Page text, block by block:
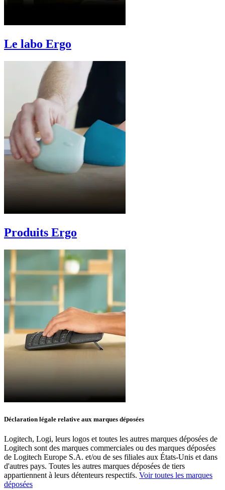
Le labo Ergo
Produits Ergo
Déclaration légale relative aux marques déposées
Logitech, Logi, leurs logos et toutes les autres marques déposées de
Logitech sont des marques commerciales ou des marques déposées
de Logitech Europe S.A. et/ou de ses filiales aux États-Unis et dans
d'autres pays. Toutes les autres marques déposées de tiers
appartiennent à leurs détenteurs respectifs. Voir toutes les marques
déposées